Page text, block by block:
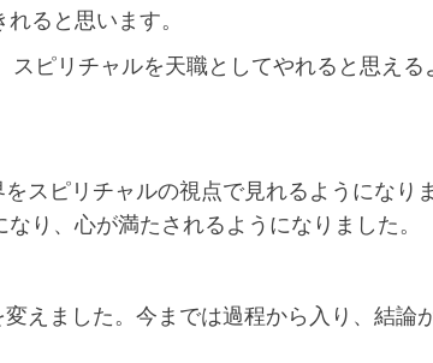
ると思います。
リチャルを天職としてやれると思える
ピリチャルの視点で見れるようになりま
り、心が満たされるようになりました。
ました。今までは過程から入り、結論